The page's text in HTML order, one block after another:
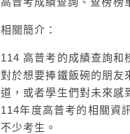
相關簡介：
114 高普考的成績查詢和
對於想要捧鐵飯碗的朋友
道，或者學生們對未來感
114年度高普考的相關資
不少考生。